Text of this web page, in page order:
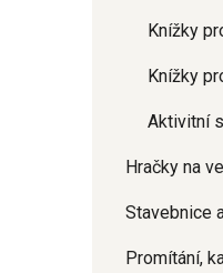
Knížky
Knížky
Aktivitní
Hračky na
Stavebnice
Promítání,